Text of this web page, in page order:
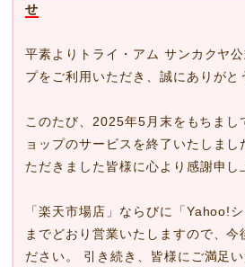
せ
平素よりトライ・アム サンカクヤ
プをご利用いただき、誠にありがと
このたび、2025年5月末をもちまし
ョップのサービスを終了いたしま
ただきました皆様に心より感謝申し
「楽天市場店」ならびに「Yahoo!
までどおり営業いたしますので、今
ださい。 引き続き、皆様にご満足